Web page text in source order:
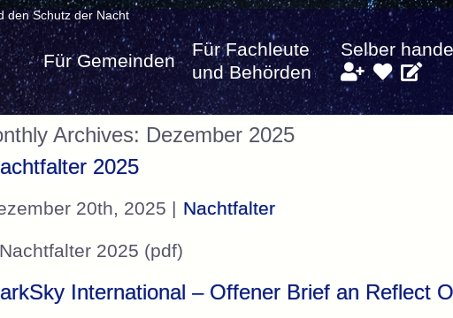
den Schutz der Nacht
Für Gemeinden
Für Fachleute
und Behörden
Selber
Archives: Dezember 2025
2025
20th, 2025 | Nachtfalter
2025 (pdf)
International – Offener Brief an Reflect